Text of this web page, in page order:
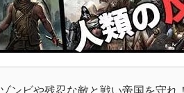
ゾンビや残忍な敵と戦い帝国を守れ